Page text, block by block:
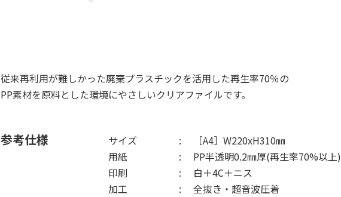
従来再利用が難しかった廃棄プラスチックを活用した再生率70％の
PP素材を原料とした環境にやさしいクリアファイルです。
参考仕様 サイズ
［A4］W220xH310㎜
用紙
PP半透明0.2㎜厚(再生率70%以上)
印刷
白＋4C＋ニス
加工
全抜き・超音波圧着